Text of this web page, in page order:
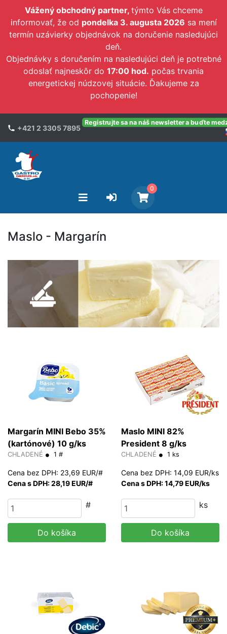
Vážený obchodný partner, týmto Vás chceme
informovať, že od pondelka 3. augusta 2026 sa mení
termín uzávierky objednávok na doručenie nasledujúci
deň.
Objednávky s doručením na nasledujúci deň je potrebné
odoslať najneskôr do 17:00 hod. počas trvania
energetickej núdzovej situácie. Ďakujeme za
pochopenie!
+421 2 3305 7895
Registrujte sa na náš newsletter a buďte
0
Maslo - Margarín
Margarín MINI Bebo 35%
(kartónové) 10 g/ks
CHLADENÉ 1 #
Cena bez DPH: 23,69 EUR/#
Cena s DPH: 28,19 EUR/#
#
Do košíka
Maslo MINI 82%
President 8 g/ks
CHLADENÉ 1 ks
Cena bez DPH: 14,09 EUR/ks
Cena s DPH: 14,79 EUR/ks
ks
Do košíka